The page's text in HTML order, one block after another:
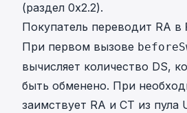
(раздел 0x2.2).
Покупатель переводит RA в
При первом вызове
вычисляет количество DS,
быть обменено. При
заимствует RA и CT из пула